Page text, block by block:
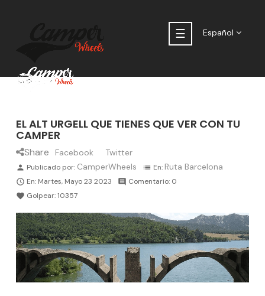
Navegación
de
☰ Español
EL ALT URGELL QUE TIENES QUE VER CON TU
CAMPER
Share Facebook Twitter
person Publicado por: CamperWheels list En: Ruta Barcelona
 En: Martes, Mayo23 2023 comment Comentario: 0
favorite Golpear:10357